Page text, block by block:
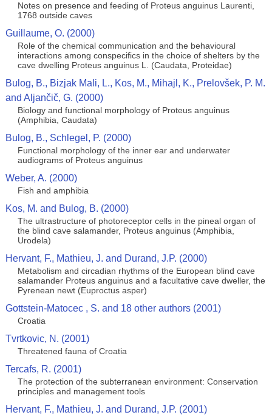
Notes on presence and feeding of Proteus anguinus Laurenti,
1768 outside caves
Guillaume, O. (2000)
Role of the chemical communication and the behavioural
interactions among conspecifics in the choice of shelters by the
cave dwelling Proteus anguinus L. (Caudata, Proteidae)
Bulog, B., Bizjak Mali, L., Kos, M., Mihajl, K., Prelovšek, P. M.
and Aljančič, G. (2000)
Biology and functional morphology of Proteus anguinus
(Amphibia, Caudata)
Bulog, B., Schlegel, P. (2000)
Functional morphology of the inner ear and underwater
audiograms of Proteus anguinus
Weber, A. (2000)
Fish and amphibia
Kos, M. and Bulog, B. (2000)
The ultrastructure of photoreceptor cells in the pineal organ of
the blind cave salamander, Proteus anguinus (Amphibia,
Urodela)
Hervant, F., Mathieu, J. and Durand, J.P. (2000)
Metabolism and circadian rhythms of the European blind cave
salamander Proteus anguinus and a facultative cave dweller, the
Pyrenean newt (Euproctus asper)
Gottstein-Matocec , S. and 18 other authors (2001)
Croatia
Tvrtkovic, N. (2001)
Threatened fauna of Croatia
Tercafs, R. (2001)
The protection of the subterranean environment: Conservation
principles and management tools
Hervant, F., Mathieu, J. and Durand, J.P. (2001)